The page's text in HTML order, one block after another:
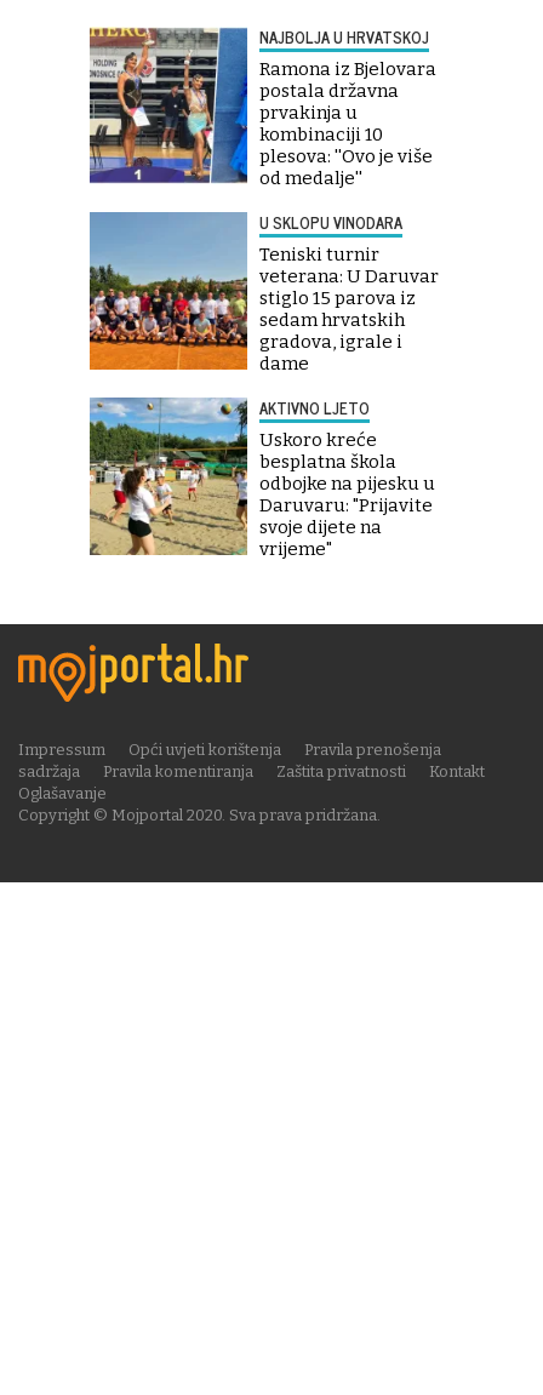
NAJBOLJA U HRVATSKOJ
Ramona iz Bjelovara
postala državna
prvakinja u
kombinaciji 10
plesova: ''Ovo je više
od medalje''
U SKLOPU VINODARA
Teniski turnir
veterana: U Daruvar
stiglo 15 parova iz
sedam hrvatskih
gradova, igrale i
dame
AKTIVNO LJETO
Uskoro kreće
besplatna škola
odbojke na pijesku u
Daruvaru: "Prijavite
svoje dijete na
vrijeme"
Copyright © Mojportal 2020. Sva prava pridržana.
Impressum Opći uvjeti korištenja
Pravila prenošenja
sadržaja
Pravila komentiranja Zaštita privatnosti
Kontakt
Oglašavanje